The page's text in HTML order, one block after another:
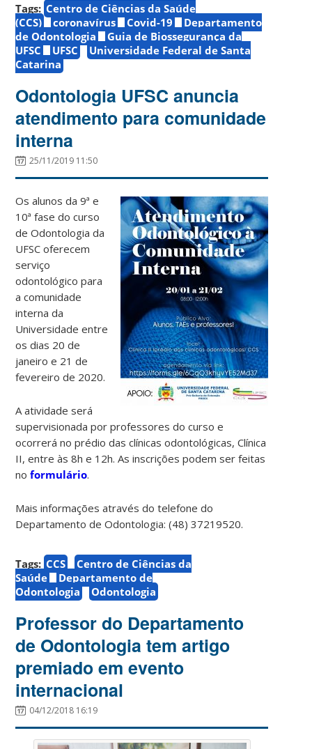
Tags: Centro de Ciências da Saúde
(CCS)
coronavírus Covid-19
Departamento
de Odontologia
Guia de Biossegurança da
UFSC
UFSC
Universidade Federal de Santa
Catarina
Odontologia UFSC anuncia
atendimento para comunidade
interna
25/11/2019 11:50
Os alunos da 9ª e
10ª fase do curso
de Odontologia da
UFSC oferecem
serviço
odontológico para
a comunidade
interna da
Universidade entre
os dias 20 de
janeiro e 21 de
fevereiro de 2020.
A atividade será
supervisionada por professores do curso e
ocorrerá no prédio das clínicas odontológicas, Clínica
II, entre às 8h e 12h. As inscrições podem ser feitas
noformulário.
Mais informações através do telefone do
Departamento de Odontologia: (48) 37219520.
Tags: CCS
Centro de Ciências da
Saúde
Departamento de
Odontologia
Odontologia
Professor do Departamento
de Odontologia tem artigo
premiado em evento
internacional
04/12/2018 16:19